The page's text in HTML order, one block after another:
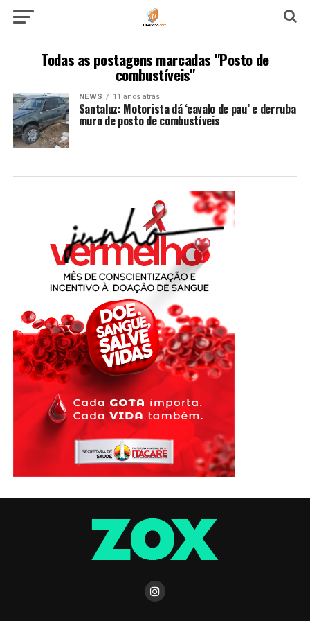
Todas as postagens marcadas "Posto de
combustíveis"
NEWS 11 anos atrás
Santaluz: Motorista dá ‘cavalo de pau’ e derruba
muro de posto de combustíveis